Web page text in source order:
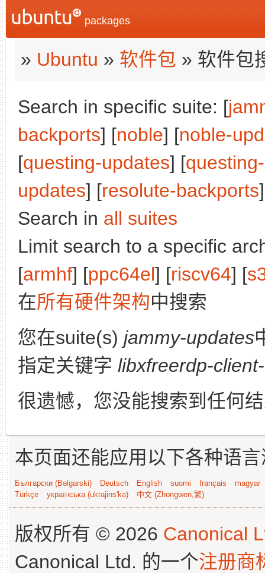
packages
» Ubuntu » 软件包 » 软件包
Search in specific suite: [
backports] [noble] [noble-
[questing-updates] [
updates] [resolute-backports
Search in all suites
Limit search to a specific
[armhf] [ppc64el] [riscv64] [
在所有硬件架构中搜索
您在suite(s) jammy-updates
指定关键字 libxfreerdp-
很遗憾，您没能搜索到任何
本页面还能应用以下各种语
Български (Bəlgarski) Deutsch English suomi français
magyar
Türkçe
українська (ukrajins'ka) 中文 (Zhongwen,繁)
版权所有 © 2026 Canonical
Canonical Ltd. 的一个注册商